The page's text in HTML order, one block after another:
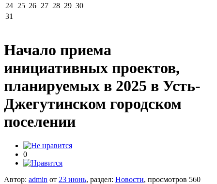
24 25 26 27 28 29 30
31
Начало приема
инициативных проектов,
планируемых в 2025 в Усть-
Джегутинском городском
поселении
0
Автор: admin от 23 июнь, раздел: Новости, просмотров 560